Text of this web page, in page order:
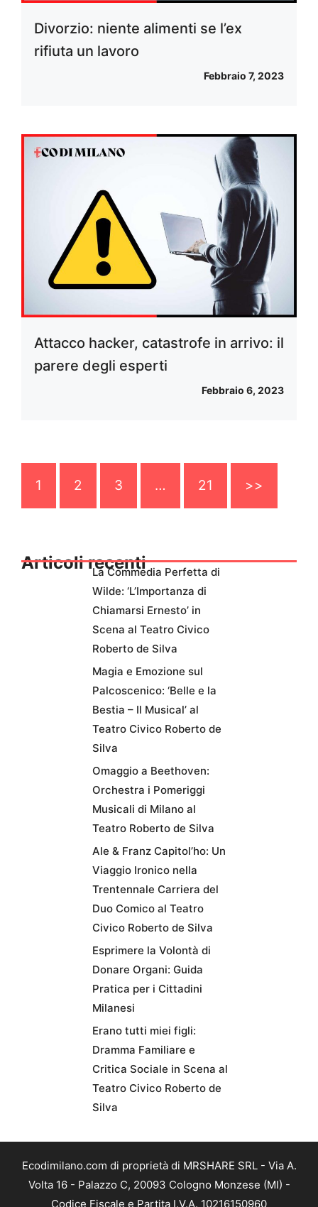
Divorzio: niente alimenti se l’ex
rifiuta un lavoro
Febbraio 7, 2023
Attacco hacker, catastrofe in arrivo: il
parere degli esperti
Febbraio 6, 2023
1 2 3 … 21 >>
Articoli recentiLa Commedia Perfetta di
Wilde: ‘L’Importanza di
Chiamarsi Ernesto’ in
Scena al Teatro Civico
Roberto de Silva
Magia e Emozione sul
Palcoscenico: ‘Belle e la
Bestia – Il Musical’ al
Teatro Civico Roberto de
Silva
Omaggio a Beethoven:
Orchestra i Pomeriggi
Musicali di Milano al
Teatro Roberto de Silva
Ale & Franz Capitol’ho: Un
Viaggio Ironico nella
Trentennale Carriera del
Duo Comico al Teatro
Civico Roberto de Silva
Esprimere la Volontà di
Donare Organi: Guida
Pratica per i Cittadini
Milanesi
Erano tutti miei figli:
Dramma Familiare e
Critica Sociale in Scena al
Teatro Civico Roberto de
Silva
Ecodimilano.com di proprietà di MRSHARE SRL - Via A.
Volta 16 - Palazzo C, 20093 Cologno Monzese (MI) -
Codice Fiscale e Partita I.V.A. 10216150960